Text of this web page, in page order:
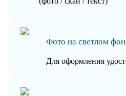
Фото на светлом
Для оформления